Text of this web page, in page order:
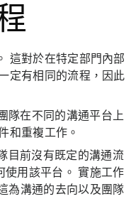
這對於在特定部門內部
定有相同的流程，因此
隊在不同的溝通平台上
和重複工作。
目前沒有既定的溝通流
使用該平台。 實施工作
為溝通的去向以及團隊